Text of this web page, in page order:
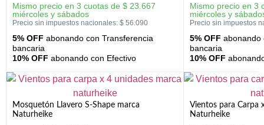
Mismo precio en 3 cuotas de $ 23.667
miércoles y sábados
Precio sin impuestos nacionales: $ 56.090
5% OFF abonando con Transferencia
bancaria
10% OFF abonando con Efectivo
Mismo precio en 3
miércoles y
Precio sin impuestos
5% OFF abonando
bancaria
10% OFF
Mosquetón Llavero S-Shape marca
Naturheike
Vientos para Carpa
Naturheike